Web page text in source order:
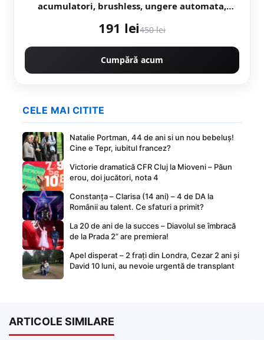
acumulatori, brushless, ungere automata,
CMP1756Y
191 lei450 lei
Cumpără acum
CELE MAI CITITE
Natalie Portman, 44 de ani si un nou bebeluș!
Cine e Tepr, iubitul francez?
Victorie dramatică CFR Cluj la Mioveni – Păun
erou, doi jucători, nota 4
Constanța – Clarisa (14 ani) – 4 de DA la
Românii au talent. Ce sfaturi a primit?
La 20 de ani de la succes – Diavolul se îmbracă
de la Prada 2” are premiera!
Apel disperat – 2 frați din Londra, Cezar 2 ani și
David 10 luni, au nevoie urgentă de transplant
ARTICOLE SIMILARE